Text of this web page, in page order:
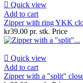
 Quick view
Add to cart
Zipper with ring YKK
kr39.00 pr. stk. Price
 Quick view
Add to cart
Zipper with a "split"